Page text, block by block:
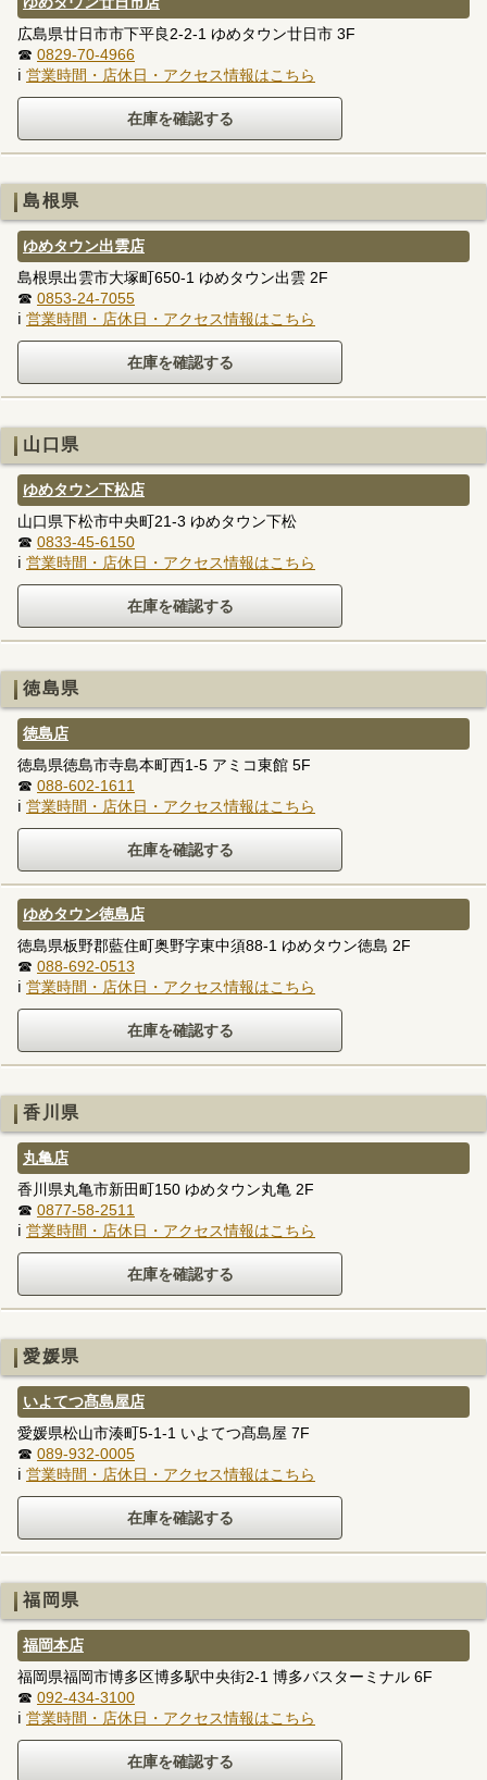
広島県廿日市市下平良2-2-1 ゆめタウン廿日市 3F
☎ 0829-70-4966
ℹ 営業時間・店休日・アクセス情報はこちら
島根県
ゆめタウン出雲店
島根県出雲市大塚町650-1 ゆめタウン出雲 2F
☎ 0853-24-7055
ℹ 営業時間・店休日・アクセス情報はこちら
山口県
ゆめタウン下松店
山口県下松市中央町21-3 ゆめタウン下松
☎ 0833-45-6150
ℹ 営業時間・店休日・アクセス情報はこちら
徳島県
徳島店
徳島県徳島市寺島本町西1-5 アミコ東館 5F
☎ 088-602-1611
ℹ 営業時間・店休日・アクセス情報はこちら
ゆめタウン徳島店
徳島県板野郡藍住町奥野字東中須88-1 ゆめタウン徳島 2F
☎ 088-692-0513
ℹ 営業時間・店休日・アクセス情報はこちら
香川県
丸亀店
香川県丸亀市新田町150 ゆめタウン丸亀 2F
☎ 0877-58-2511
ℹ 営業時間・店休日・アクセス情報はこちら
愛媛県
いよてつ髙島屋店
愛媛県松山市湊町5-1-1 いよてつ髙島屋 7F
☎ 089-932-0005
ℹ 営業時間・店休日・アクセス情報はこちら
福岡県
福岡本店
福岡県福岡市博多区博多駅中央街2-1 博多バスターミナル 6F
☎ 092-434-3100
ℹ 営業時間・店休日・アクセス情報はこちら